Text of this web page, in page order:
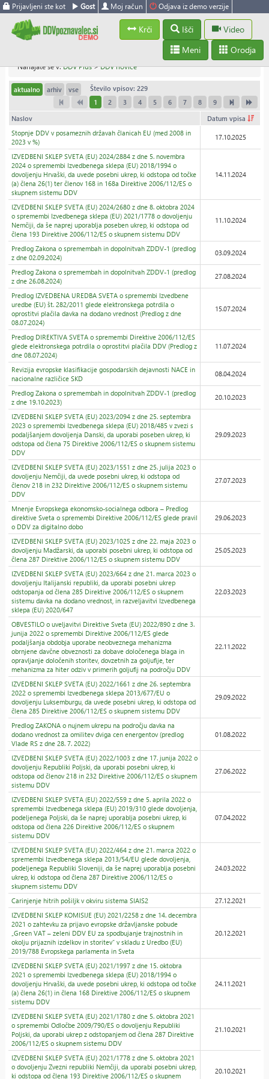
Prijavljeni ste kot Gost Moj račun Odjava iz demo verzije
Krči Išči
Video
Orodja
Meni
Nahajate se v:DDV Plus>DDV novice
aktualno arhiv vse
Število vpisov: 229
1
2 3 4 5 6 7 8 9
Naslov
Datum vpisa
Stopnje DDV v posameznih državah članicah EU (med 2008 in
2023 v %)
17.10.2025
IZVEDBENI SKLEP SVETA (EU) 2024/2884 z dne 5. novembra
2024 o spremembi Izvedbenega sklepa (EU) 2018/1994 o
dovoljenju Hrvaški, da uvede posebni ukrep, ki odstopa od točke
(a) člena 26(1) ter členov 168 in 168a Direktive 2006/112/ES o
skupnem sistemu DDV
14.11.2024
IZVEDBENI SKLEP SVETA (EU) 2024/2680 z dne 8. oktobra 2024
o spremembi Izvedbenega sklepa (EU) 2021/1778 o dovoljenju
Nemčiji, da še naprej uporablja poseben ukrep, ki odstopa od
člena 193 Direktive 2006/112/ES o skupnem sistemu DDV
11.10.2024
Predlog Zakona o spremembah in dopolnitvah ZDDV-1 (predlog
z dne 02.09.2024)
03.09.2024
Predlog Zakona o spremembah in dopolnitvah ZDDV-1 (predlog
z dne 26.08.2024)
27.08.2024
Predlog IZVEDBENA UREDBA SVETA o spremembi Izvedbene
uredbe (EU) št. 282/2011 glede elektronskega potrdila o
oprostitvi plačila davka na dodano vrednost (Predlog z dne
08.07.2024)
15.07.2024
Predlog DIREKTIVA SVETA o spremembi Direktive 2006/112/ES
glede elektronskega potrdila o oprostitvi plačila DDV (Predlog z
dne 08.07.2024)
11.07.2024
Revizija evropske klasifikacije gospodarskih dejavnosti NACE in
nacionalne različice SKD
08.04.2024
Predlog Zakona o spremembah in dopolnitvah ZDDV-1 (predlog
z dne 19.10.2023)
20.10.2023
IZVEDBENI SKLEP SVETA (EU) 2023/2094 z dne 25. septembra
2023 o spremembi Izvedbenega sklepa (EU) 2018/485 v zvezi s
podaljšanjem dovoljenja Danski, da uporabi poseben ukrep, ki
odstopa od člena 75 Direktive 2006/112/ES o skupnem sistemu
DDV
29.09.2023
IZVEDBENI SKLEP SVETA (EU) 2023/1551 z dne 25. julija 2023 o
dovoljenju Nemčiji, da uvede posebni ukrep, ki odstopa od
členov 218 in 232 Direktive 2006/112/ES o skupnem sistemu
DDV
27.07.2023
Mnenje Evropskega ekonomsko-socialnega odbora – Predlog
direktive Sveta o spremembi Direktive 2006/112/ES glede pravil
o DDV za digitalno dobo
29.06.2023
IZVEDBENI SKLEP SVETA (EU) 2023/1025 z dne 22. maja 2023 o
dovoljenju Madžarski, da uporabi posebni ukrep, ki odstopa od
člena 287 Direktive 2006/112/ES o skupnem sistemu DDV
25.05.2023
IZVEDBENI SKLEP SVETA (EU) 2023/664 z dne 21. marca 2023 o
dovoljenju Italijanski republiki, da uporabi posebni ukrep
odstopanja od člena 285 Direktive 2006/112/ES o skupnem
sistemu davka na dodano vrednost, in razveljavitvi Izvedbenega
sklepa (EU) 2020/647
22.03.2023
OBVESTILO o uveljavitvi Direktive Sveta (EU) 2022/890 z dne 3.
junija 2022 o spremembi Direktive 2006/112/ES glede
podaljšanja obdobja uporabe neobveznega mehanizma
obrnjene davčne obveznosti za dobave določenega blaga in
opravljanje določenih storitev, dovzetnih za goljufije, ter
mehanizma za hiter odziv v primerih goljufij na področju DDV
22.11.2022
IZVEDBENI SKLEP SVETA (EU) 2022/1661 z dne 26. septembra
2022 o spremembi Izvedbenega sklepa 2013/677/EU o
dovoljenju Luksemburgu, da uvede posebni ukrep, ki odstopa od
člena 285 Direktive 2006/112/ES o skupnem sistemu DDV
29.09.2022
Predlog ZAKONA o nujnem ukrepu na področju davka na
dodano vrednost za omilitev dviga cen energentov (predlog
Vlade RS z dne 28. 7. 2022)
01.08.2022
IZVEDBENI SKLEP SVETA (EU) 2022/1003 z dne 17. junija 2022 o
dovoljenju Republiki Poljski, da uporabi posebni ukrep, ki
odstopa od členov 218 in 232 Direktive 2006/112/ES o skupnem
sistemu DDV
27.06.2022
IZVEDBENI SKLEP SVETA (EU) 2022/559 z dne 5. aprila 2022 o
spremembi Izvedbenega sklepa (EU) 2019/310 glede dovoljenja,
podeljenega Poljski, da še naprej uporablja posebni ukrep, ki
odstopa od člena 226 Direktive 2006/112/ES o skupnem
sistemu DDV
07.04.2022
IZVEDBENI SKLEP SVETA (EU) 2022/464 z dne 21. marca 2022 o
spremembi Izvedbenega sklepa 2013/54/EU glede dovoljenja,
podeljenega Republiki Sloveniji, da še naprej uporablja posebni
ukrep, ki odstopa od člena 287 Direktive 2006/112/ES o
skupnem sistemu DDV
24.03.2022
Carinjenje hitrih pošiljk v okviru sistema SIAIS2
27.12.2021
IZVEDBENI SKLEP KOMISIJE (EU) 2021/2258 z dne 14. decembra
2021 o zahtevku za prijavo evropske državljanske pobude
„Green VAT – zeleni DDV EU za spodbujanje trajnostnih in
okolju prijaznih izdelkov in storitev“ v skladu z Uredbo (EU)
2019/788 Evropskega parlamenta in Sveta
20.12.2021
IZVEDBENI SKLEP SVETA (EU) 2021/1997 z dne 15. oktobra
2021 o spremembi Izvedbenega sklepa (EU) 2018/1994 o
dovoljenju Hrvaški, da uvede posebni ukrep, ki odstopa od točke
(a) člena 26(1) in člena 168 Direktive 2006/112/ES o skupnem
sistemu DDV
24.11.2021
IZVEDBENI SKLEP SVETA (EU) 2021/1780 z dne 5. oktobra 2021
o spremembi Odločbe 2009/790/ES o dovoljenju Republiki
Poljski, da uporabi ukrep z odstopanjem od člena 287 Direktive
2006/112/ES o skupnem sistemu DDV
21.10.2021
IZVEDBENI SKLEP SVETA (EU) 2021/1778 z dne 5. oktobra 2021
o dovoljenju Zvezni republiki Nemčiji, da uporabi posebni ukrep,
ki odstopa od člena 193 Direktive 2006/112/ES o skupnem
20.10.2021